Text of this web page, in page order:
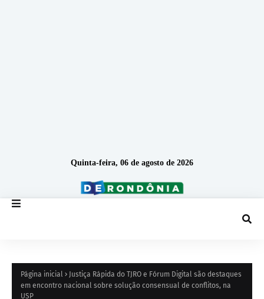
Quinta-feira, 06 de agosto de 2026
Página inicial
Justiça Rápida do TJRO e Fórum Digital são destaques
em encontro nacional sobre solução consensual de conflitos, na
USP